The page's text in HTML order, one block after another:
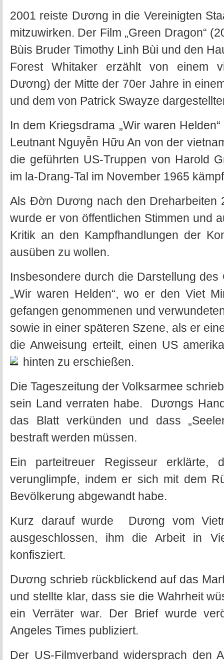
2001 reiste Dương in die Vereinigten
mitzuwirken. Der Film „Green Dragon“
Bùis Bruder Timothy Linh Bùi und den
Forest Whitaker erzählt von einem
Dương) der Mitte der 70er Jahre in
und dem von Patrick Swayze
In dem Kriegsdrama „Wir waren
Leutnant Nguyễn Hữu An von der
die geführten US-Truppen von Harold
im la-Drang-Tal im November 1965
Als Đờn Dương nach den Dreharbeiten
wurde er von öffentlichen Stimmen und
Kritik an den Kampfhandlungen der
ausüben zu wollen.
Insbesondere durch die Darstellung
„Wir waren Helden“, wo er den Viet
gefangen genommenen und
sowie in einer späteren Szene, als er
die Anweisung erteilt, einen US
hinten zu erschießen.
Die Tageszeitung der Volksarmee
sein Land verraten habe. Dươngs
das Blatt verkünden und dass
bestraft werden müssen.
Ein parteitreuer Regisseur erklärte,
verunglimpfe, indem er sich mit dem
Bevölkerung abgewandt habe.
Kurz darauf wurde Dương vom
ausgeschlossen, ihm die Arbeit in
konfisziert.
Dương schrieb rückblickend auf das
und stellte klar, dass sie die Wahrheit
ein Verräter war. Der Brief wurde
Angeles Times publiziert.
Der US-Filmverband widersprach den